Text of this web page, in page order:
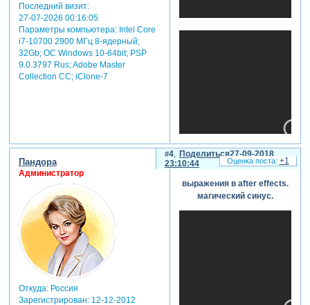
inpoint/outpoint
“залипание”
движение.
эллипсы.
5. интересные
Последний визит:
27-07-2026 00:16:05
Параметры компьютера:Intel Core
i7-10700 2900 МГц 8-ядерный;
32Gb; ОС Windows 10-64bit; PSP
9.0.3797 Rus; Adobe Master
Collection СС; iClone-7
Поделиться
4
27-09-2018
23:10:44
Пандора
Администратор
Откуда:Россия
Зарегистрирован: 12-12-2012
выражения в after effects.
магический синус.
+1